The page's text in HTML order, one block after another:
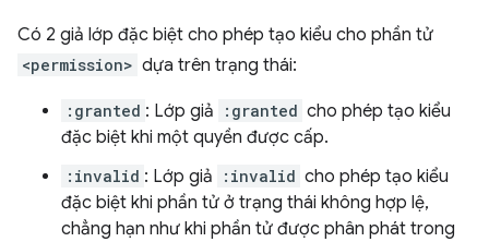
Có 2 giả lớp đặc biệt cho phép tạo kiểu cho phần tử
<permission> dựa trên trạng thái:
:granted : Lớp giả :granted cho phép tạo kiểu
đặc biệt khi một quyền được cấp.
:invalid : Lớp giả :invalid cho phép tạo kiểu
đặc biệt khi phần tử ở trạng thái không hợp lệ,
chẳng hạn như khi phần tử được phân phát trong